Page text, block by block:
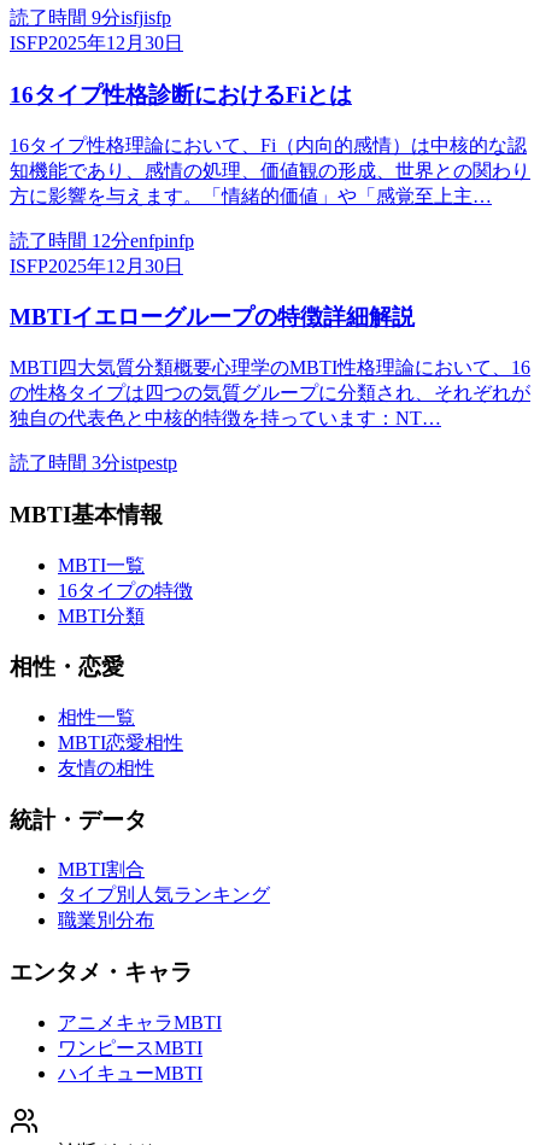
読了時間 9分isfjisfp
ISFP2025年12月30日
16タイプ性格診断におけるFiとは
16タイプ性格理論において、Fi（内向的感情）は中核的な認
知機能であり、感情の処理、価値観の形成、世界との関わり
方に影響を与えます。「情緒的価値」や「感覚至上主…
読了時間 12分enfpinfp
ISFP2025年12月30日
MBTIイエローグループの特徴詳細解説
MBTI四大気質分類概要心理学のMBTI性格理論において、16
の性格タイプは四つの気質グループに分類され、それぞれが
独自の代表色と中核的特徴を持っています：NT…
読了時間 3分istpestp
MBTI基本情報
MBTI一覧
16タイプの特徴
MBTI分類
相性・恋愛
相性一覧
MBTI恋愛相性
友情の相性
統計・データ
MBTI割合
タイプ別人気ランキング
職業別分布
エンタメ・キャラ
アニメキャラMBTI
ワンピースMBTI
ハイキューMBTI